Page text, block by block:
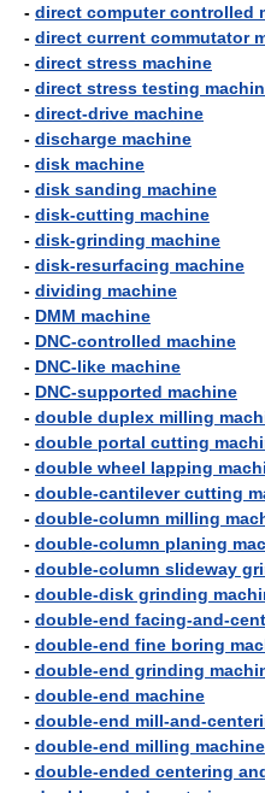
- direct computer controlled
- direct current commutator
- direct stress machine
- direct stress testing
- direct-drive machine
- discharge machine
- disk machine
- disk sanding machine
- disk-cutting machine
- disk-grinding machine
- disk-resurfacing machine
- dividing machine
- DMM machine
- DNC-controlled machine
- DNC-like machine
- DNC-supported machine
- double duplex milling
- double portal cutting
- double wheel lapping
- double-cantilever cutting
- double-column milling
- double-column planing
- double-column slideway
- double-disk grinding
- double-end facing-and-
- double-end fine boring
- double-end grinding
- double-end machine
- double-end mill-and-
- double-end milling machine
- double-ended centering